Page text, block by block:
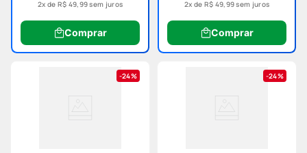
2x de R$ 49,99sem juros
Comprar
2x de R$ 49,99sem juros
Comprar
24% 24%